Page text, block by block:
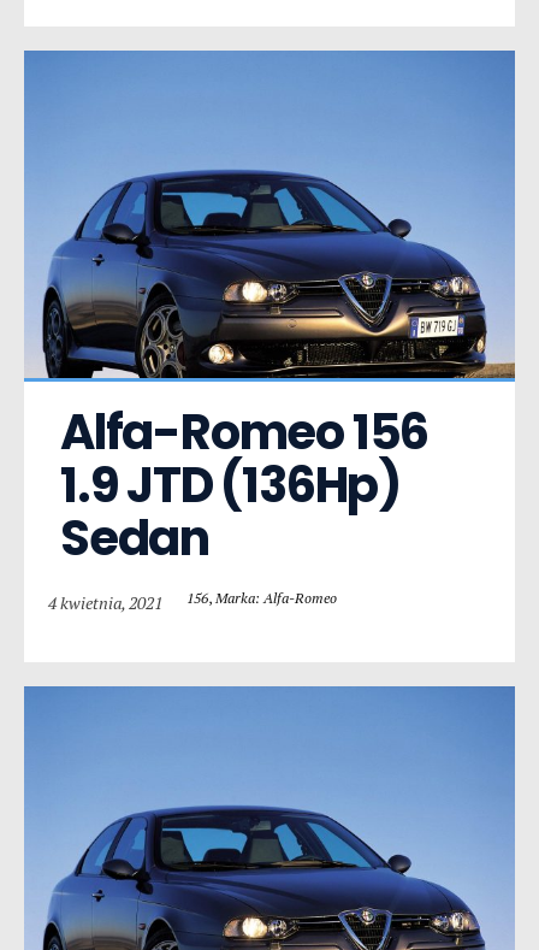
Alfa-Romeo 156
1.9 JTD (136Hp)
Sedan
4 kwietnia, 2021 156, Marka: Alfa-Romeo